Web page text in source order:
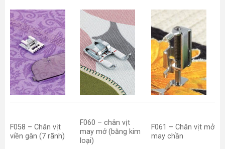
F058 – Chân vịt
viền gân (7 rãnh)
F060 – chân vịt
may mở (bằng kim
loại)
F061 – Chân vịt mở
may chần